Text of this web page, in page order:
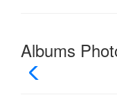
Albums